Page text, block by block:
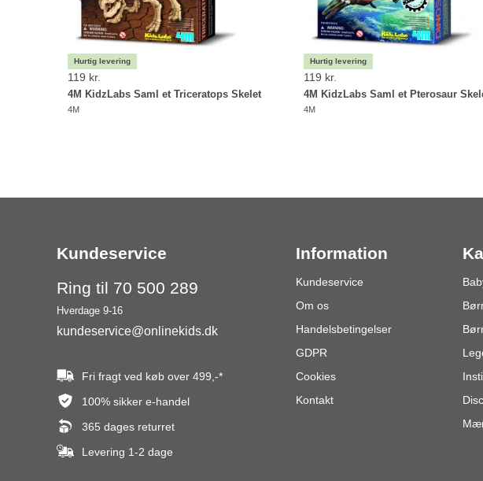
119 kr.
4M KidzLabs Saml et Triceratops Skelet
4M
119 kr.
4M KidzLabs Saml et Pterosaur
4M
Kundeservice
Ring til 70 500 289
Hverdage 9-16
kundeservice@onlinekids.dk
Fri fragt ved køb over 499,-*
100% sikker e-handel
365 dages returret
Levering 1-2 dage
Information
Kundeservice
Om os
Handelsbetingelser
GDPR
Cookies
Kontakt